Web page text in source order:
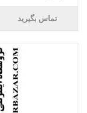
تماس بگیرید